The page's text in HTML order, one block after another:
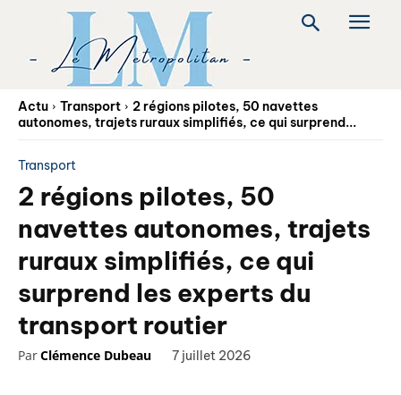
Actu Transport
2 régions pilotes, 50 navettes
autonomes, trajets ruraux simplifiés, ce qui surprend...
Transport
2 régions pilotes, 50
navettes autonomes, trajets
ruraux simplifiés, ce qui
surprend les experts du
transport routier
ParClémence Dubeau 7 juillet 2026